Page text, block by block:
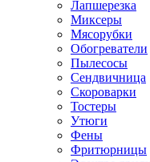
Лапшерезка
Миксеры
Мясорубки
Обогреватели
Пылесосы
Сендвичница
Скороварки
Тостеры
Утюги
Фены
Фритюрницы